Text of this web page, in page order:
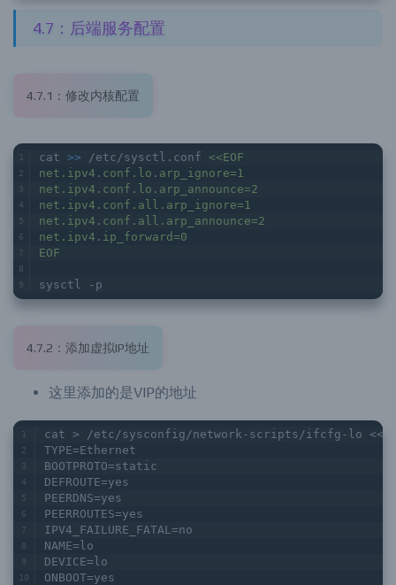
4.7：后端服务配置
4.7.1：修改内核配置
cat >> /etc/sysctl.conf <<EOF
net.ipv4.conf.lo.arp_ignore=1
net.ipv4.conf.lo.arp_announce=2
net.ipv4.conf.all.arp_ignore=1
net.ipv4.conf.all.arp_announce=2
net.ipv4.ip_forward=0
EOF
sysctl -p
4.7.2：添加虚拟IP地址
这里添加的是VIP的地址
cat > /etc/sysconfig/network-scripts/ifcfg-lo
TYPE=Ethernet
BOOTPROTO=static
DEFROUTE=yes
PEERDNS=yes
PEERROUTES=yes
IPV4_FAILURE_FATAL=no
NAME=lo
DEVICE=lo
ONBOOT=yes